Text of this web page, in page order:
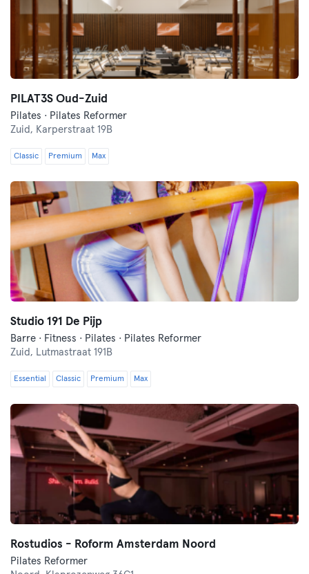
PILAT3S Oud-Zuid
Pilates · Pilates Reformer
Zuid, Karperstraat 19B
Classic Premium Max
Studio 191 De Pijp
Barre · Fitness · Pilates · Pilates Reformer
Zuid, Lutmastraat 191B
Essential Classic Premium Max
Rostudios - Roform Amsterdam Noord
Pilates Reformer